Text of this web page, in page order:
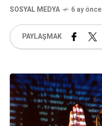
SOSYAL MEDYA 6 ay önce
PAYLAŞMAK